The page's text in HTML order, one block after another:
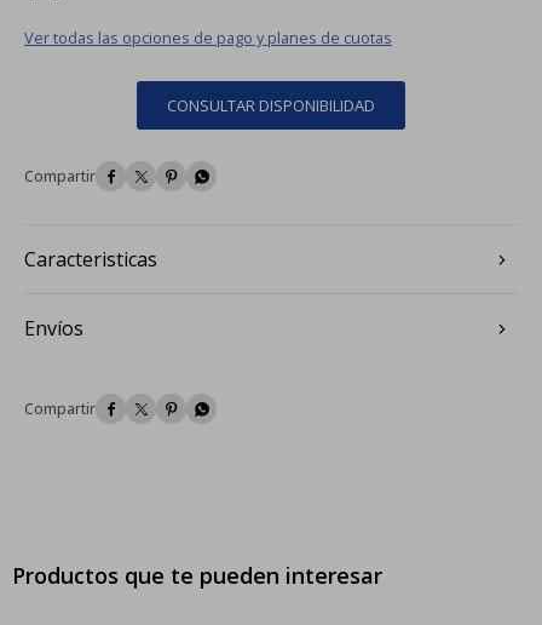
Ver todas las opciones de pago y planes de cuotas
CONSULTAR DISPONIBILIDAD
   
Caracteristicas
Envíos
   
Productos que te pueden interesar